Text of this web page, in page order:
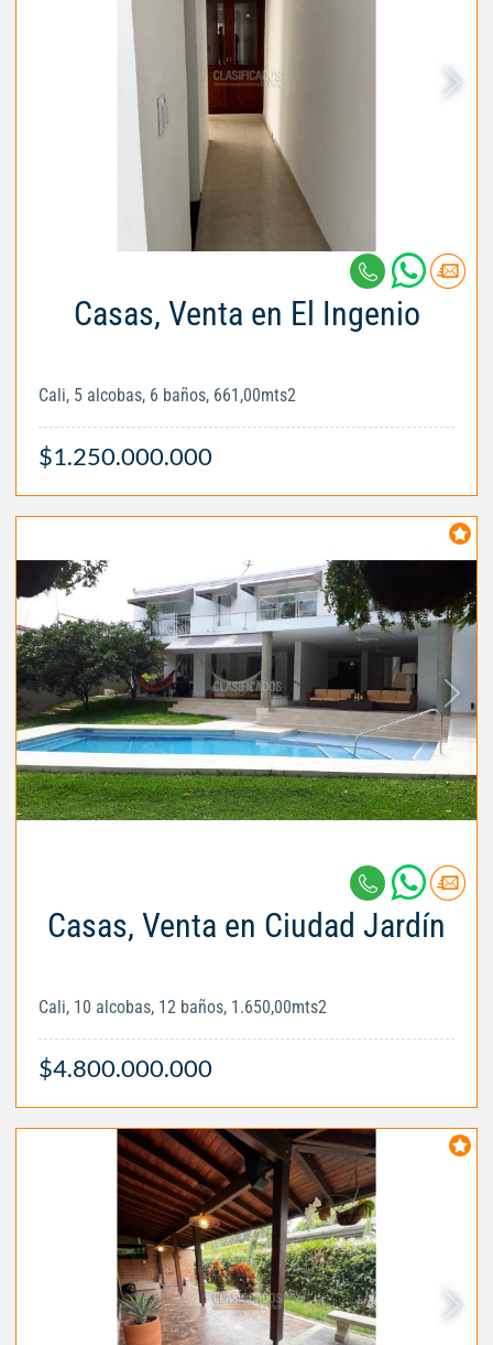
Casas, Venta en El Ingenio
Cali, 5 alcobas, 6 baños, 661,00mts2
$1.250.000.000
Casas, Venta en Ciudad Jardín
Cali, 10 alcobas, 12 baños, 1.650,00mts2
$4.800.000.000